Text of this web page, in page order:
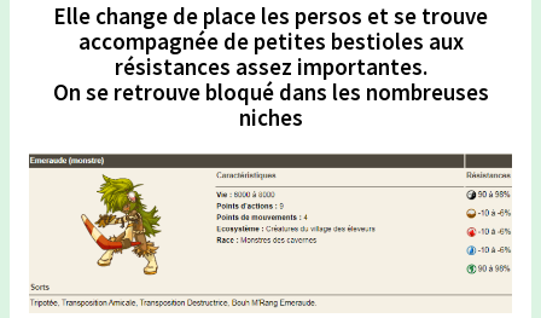
Elle change de place les persos et se trouve
accompagnée de petites bestioles aux
résistances assez importantes.
On se retrouve bloqué dans les nombreuses
niches